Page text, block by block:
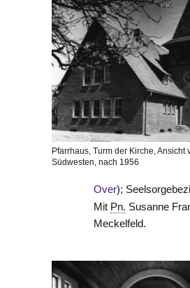
Pfarrhaus, Turm der Kirche, Ansicht
Südwesten, nach 1956
Over);
Mit Pn. Susanne
Meckelfeld.